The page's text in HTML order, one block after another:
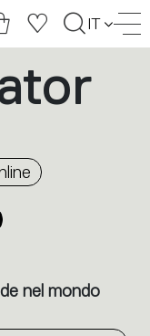
IT
nel mondo